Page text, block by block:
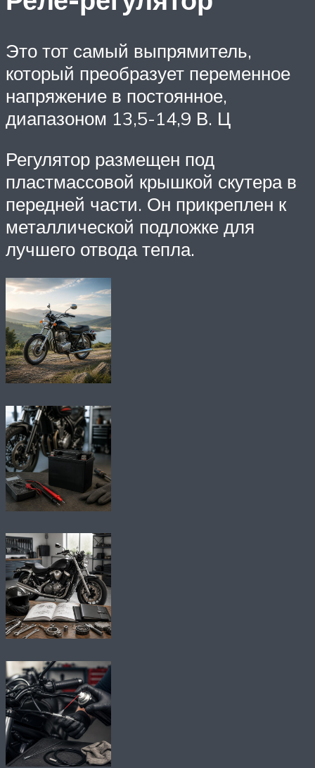
Это тот самый выпрямитель,
который преобразует переменное
напряжение в постоянное,
диапазоном 13,5-14,9 В. Ц
Регулятор размещен под
пластмассовой крышкой скутера в
передней части. Он прикреплен к
металлической подложке для
лучшего отвода тепла.